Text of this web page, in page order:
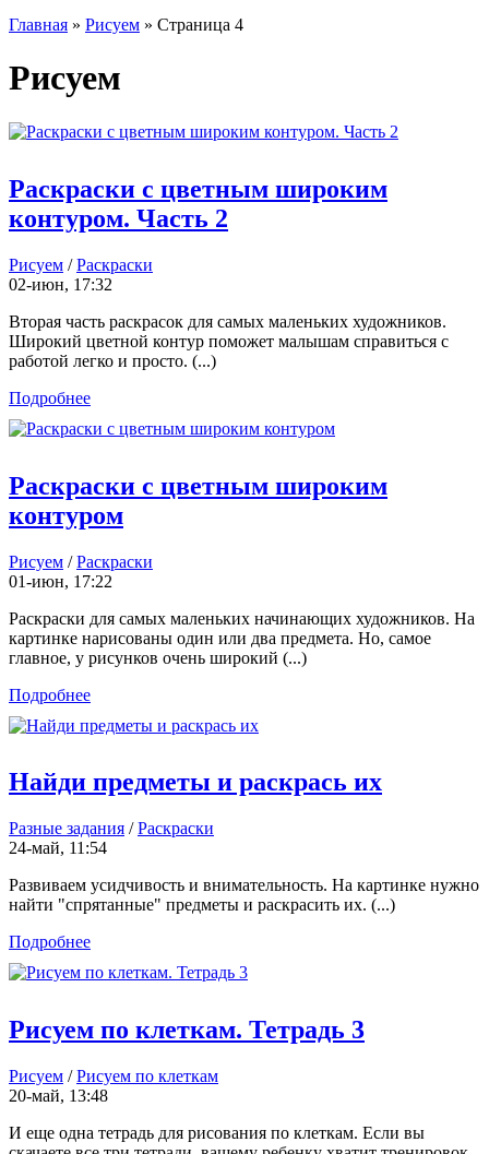
Главная » Рисуем » Страница 4
Рисуем
Раскраски с цветным широким
контуром. Часть 2
Рисуем /Раскраски
02-июн, 17:32
Вторая часть раскрасок для самых маленьких художников.
Широкий цветной контур поможет малышам справиться с
работой легко и просто. (...)
Подробнее
Раскраски с цветным широким
контуром
Рисуем /Раскраски
01-июн, 17:22
Раскраски для самых маленьких начинающих художников. На
картинке нарисованы один или два предмета. Но, самое
главное, у рисунков очень широкий (...)
Подробнее
Найди предметы и раскрась их
Разные задания /Раскраски
24-май, 11:54
Развиваем усидчивость и внимательность. На картинке нужно
найти "спрятанные" предметы и раскрасить их. (...)
Подробнее
Рисуем по клеткам. Тетрадь 3
Рисуем /Рисуем по клеткам
20-май, 13:48
И еще одна тетрадь для рисования по клеткам. Если вы